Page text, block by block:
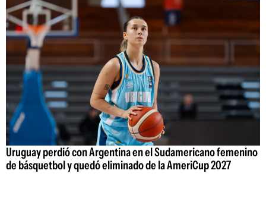
Uruguay perdió con Argentina en el Sudamericano femenino
de básquetbol y quedó eliminado de la AmeriCup 2027